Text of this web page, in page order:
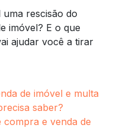
rescisão do
imóvel? E o que
ajudar você a tirar
de imóvel e multa
saber?
e venda de